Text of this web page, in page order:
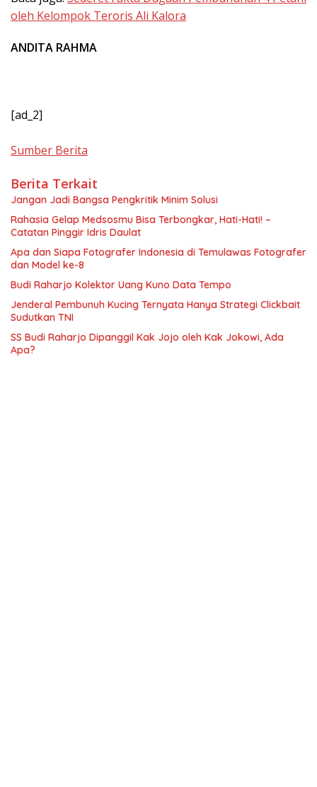
oleh Kelompok Teroris Ali Kalora
ANDITA RAHMA
[ad_2]
Sumber Berita
Berita Terkait
Jangan Jadi Bangsa Pengkritik Minim Solusi
Rahasia Gelap Medsosmu Bisa Terbongkar, Hati-Hati! –
Catatan Pinggir Idris Daulat
Apa dan Siapa Fotografer Indonesia di Temulawas Fotografer
dan Model ke-8
Budi Raharjo Kolektor Uang Kuno Data Tempo
Jenderal Pembunuh Kucing Ternyata Hanya Strategi Clickbait
Sudutkan TNI
SS Budi Raharjo Dipanggil Kak Jojo oleh Kak Jokowi, Ada
Apa?